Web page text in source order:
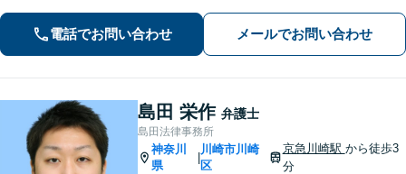
暮らせるように問題解決に尽力しま
す。【地元密着】クチコミ・リピータ
ーの方も多数。「こんなことで」と思
電話でお問い合わせ メールでお問い合わせ
島田 栄作 弁護士
島田法律事務所
神奈川
県
川崎市川崎
区
京急川崎駅 から徒歩3
分